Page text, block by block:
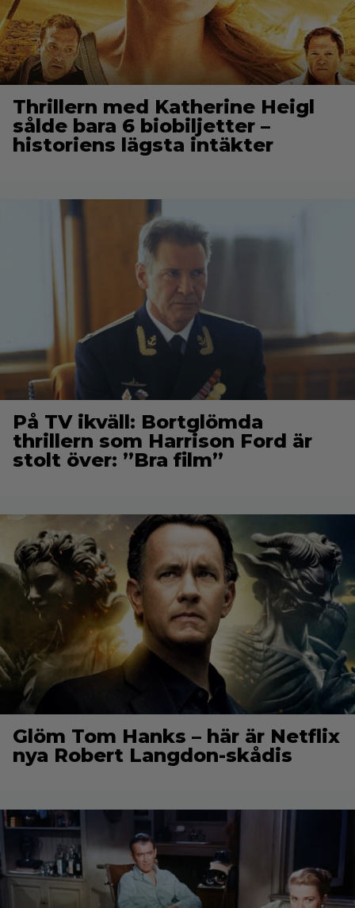
Thrillern med Katherine Heigl
sålde bara 6 biobiljetter –
historiens lägsta intäkter
På TV ikväll: Bortglömda
thrillern som Harrison Ford är
stolt över: ”Bra film”
Glöm Tom Hanks – här är Netflix
nya Robert Langdon-skådis